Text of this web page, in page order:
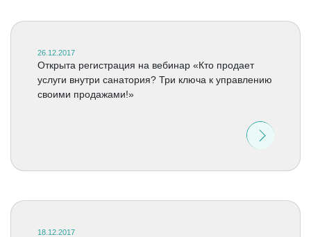
26.12.2017
Открыта регистрация на вебинар «Кто продает
услуги внутри санатория? Три ключа к управлению
своими продажами!»
18.12.2017